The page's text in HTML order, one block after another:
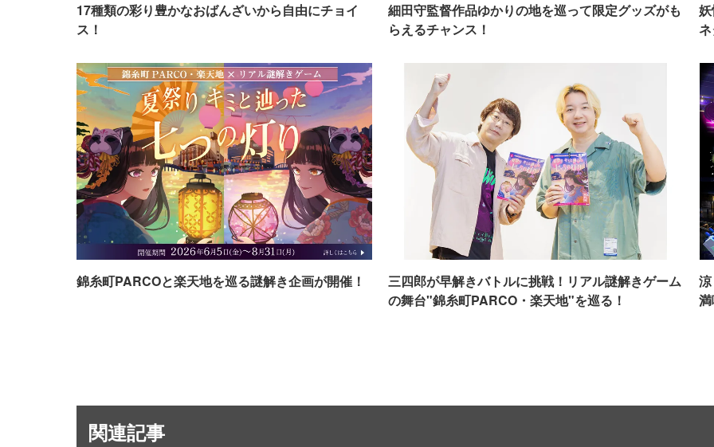
17種類の彩り豊かなおばんざいから自由にチョイ
ス！
細田守監督作品ゆかりの地を巡って限定グッズがも
らえるチャンス！
錦糸町PARCOと楽天地を巡る謎解き企画が開催！
三四郎が早解きバトルに挑戦！リアル謎解きゲーム
の舞台"錦糸町PARCO・楽天地"を巡る！
関連記事